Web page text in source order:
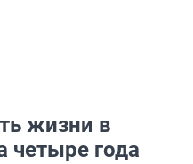
жизни в
четыре года